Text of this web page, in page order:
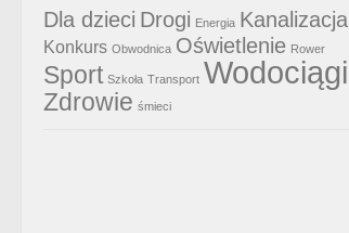
Dla dzieci Drogi Energia Kanalizacja
Konkurs Obwodnica Oświetlenie Rower
Sport Szkoła Transport Wodociągi
Zdrowie śmieci